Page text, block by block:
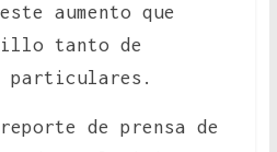
aumento que
tanto de
particulares.
de prensa de